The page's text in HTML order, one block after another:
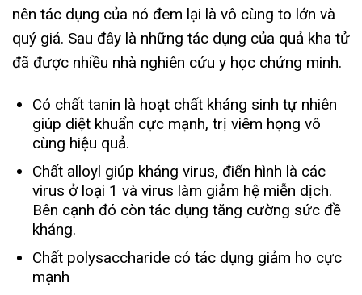
nên tác dụng của nó đem lại là vô cùng to lớn và
quý giá. Sau đây là những tác dụng của quả kha tử
đã được nhiều nhà nghiên cứu y học chứng minh.
Có chất tanin là hoạt chất kháng sinh tự nhiên
giúp diệt khuẩn cực mạnh, trị viêm họng vô
cùng hiệu quả.
Chất alloyl giúp kháng virus, điển hình là các
virus ở loại 1 và virus làm giảm hệ miễn dịch.
Bên cạnh đó còn tác dụng tăng cường sức đề
kháng.
Chất polysaccharide có tác dụng giảm ho cực
mạnh